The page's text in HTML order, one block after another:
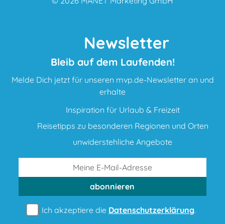
Newsletter
Bleib auf dem Laufenden!
Melde Dich jetzt für unseren mvp.de-Newsletter an und
erhalte
Inspiration für Urlaub & Freizeit
Reisetipps zu besonderen Regionen und Orten
unwiderstehliche Angebote
abonnieren
Ich akzeptiere die Datenschutzerklärung.